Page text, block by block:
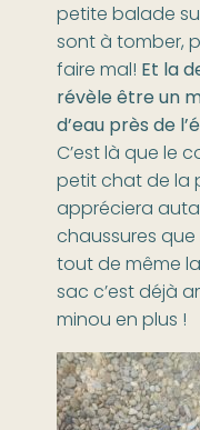
petite balade
sont à tomber,
faire mal! Et la
révèle être un
d’eau près de
C’est là que le
petit chat de la
appréciera
chaussures que
tout de même
sac c’est déjà
minou en plus !